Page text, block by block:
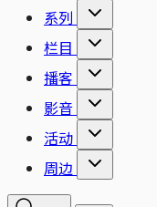
系列
栏目
播客
影音
活动
周边